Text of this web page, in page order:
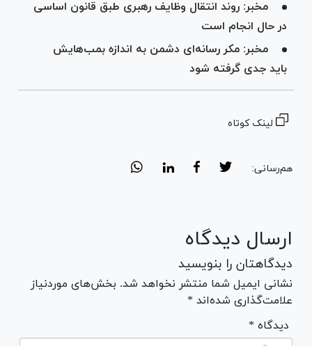
مخبر: روند انتقال وظایف رهبری طبق قانون اساسی
در حال انجام است
مخبر: مکر رسانه‌ای دشمن به اندازه بمب‌هایش
باید جدی گرفته شود
لینک کوتاه
هم‌رسانی:
ارسال دیدگاه
دیدگاهتان را بنویسید
نشانی ایمیل شما منتشر نخواهد شد. بخش‌های موردنیاز
علامت‌گذاری شده‌اند *
* دیدگاه